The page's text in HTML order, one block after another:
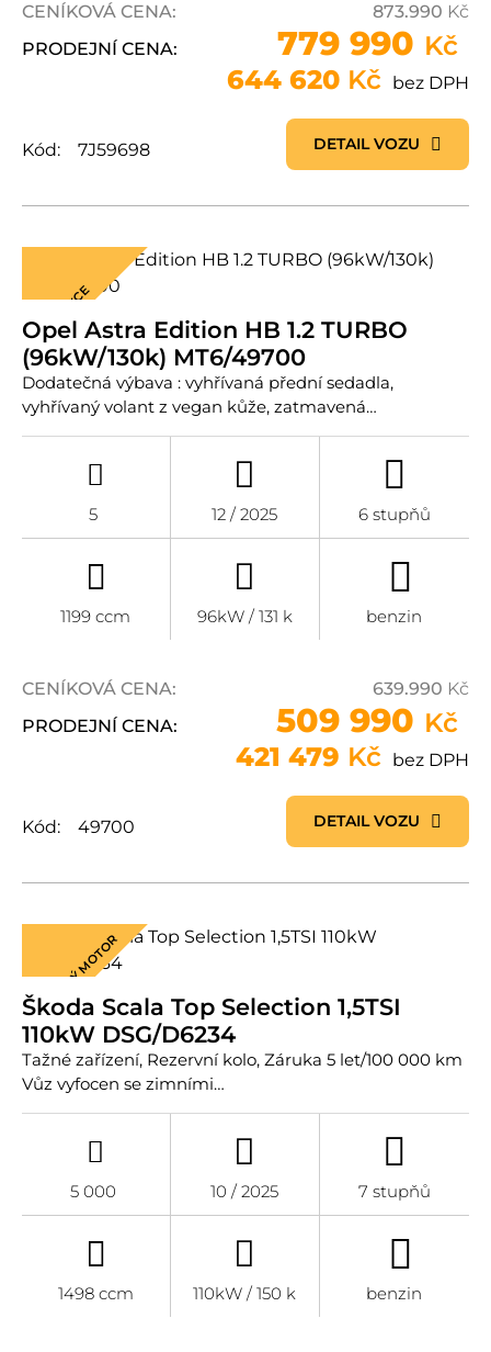
CENÍKOVÁ CENA: 873.990 Kč
PRODEJNÍ CENA:
779 990 Kč
644 620 Kč bez DPH
Kód: 7J59698 DETAIL VOZU
AKCE
Opel Astra Edition HB 1.2 TURBO
(96kW/130k) MT6/49700
Dodatečná výbava : vyhřívaná přední sedadla,
vyhřívaný volant z vegan kůže, zatmavená…
5 12 / 2025 6 stupňů
1199 ccm 96kW / 131 k benzin
CENÍKOVÁ CENA: 639.990 Kč
PRODEJNÍ CENA:
509 990 Kč
421 479 Kč bez DPH
Kód: 49700 DETAIL VOZU
VÝKONNÝ MOTOR
Škoda Scala Top Selection 1,5TSI
110kW DSG/D6234
Tažné zařízení, Rezervní kolo, Záruka 5 let/100 000 km
Vůz vyfocen se zimními…
5 000 10 / 2025 7 stupňů
1498 ccm 110kW / 150 k benzin